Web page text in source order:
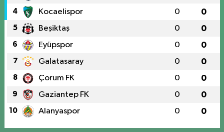
4 Kocaelispor 0 0
5 Beşiktaş 0 0
6 Eyüpspor 0 0
7 Galatasaray 0 0
8 Çorum FK 0 0
9 Gaziantep FK 0 0
10 Alanyaspor 0 0